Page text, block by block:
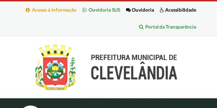
Acessibilidade
Ouvidoria
Ouvidoria SUS
Acesso à Informação
Portal da Transparência